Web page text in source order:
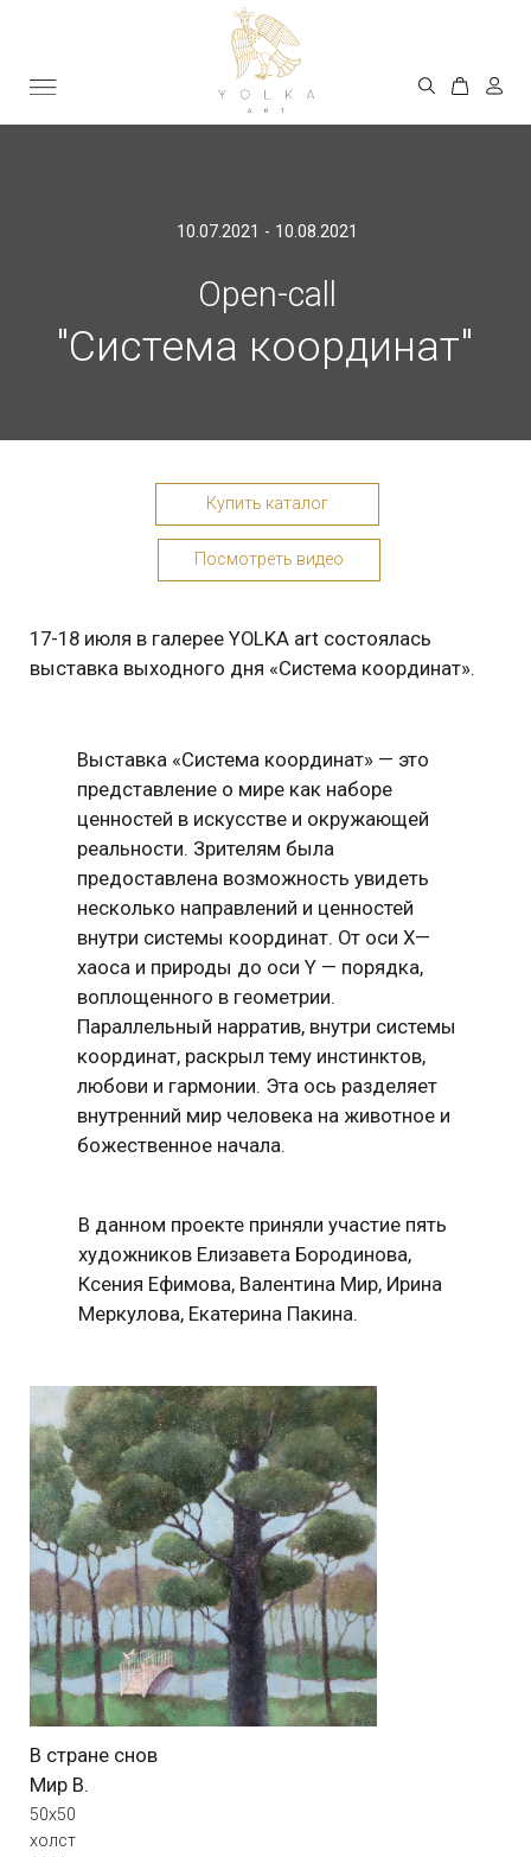
выставка выходного дня «Система координат».
В данном проекте приняли участие пять
художников Елизавета Бородинова,
Ксения Ефимова, Валентина Мир, Ирина
Меркулова, Екатерина Пакина.
Выставка «Система координат» — это
представление о мире как наборе
ценностей в искусстве и окружающей
несколько направлений и ценностей
внутри системы координат. От оси X—
хаоса и природы до оси Y — порядка,
воплощенного в геометрии.
Параллельный нарратив, внутри системы
координат, раскрыл тему инстинктов,
любови и гармонии. Эта ось разделяет
внутренний мир человека на животное и
Open-call
"Система координат"
В стране снов
Мир В.
50х50
холст
2021